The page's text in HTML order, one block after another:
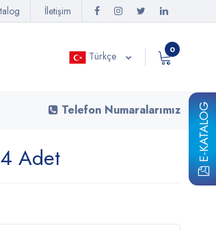
E-KATALOG
İletişim
0
Türkçe
Telefon Numaralarımız
Adet